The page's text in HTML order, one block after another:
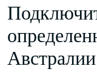
Австралии